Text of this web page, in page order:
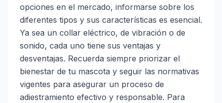
opciones en el mercado, informarse sobre los
diferentes tipos y sus características es esencial.
Ya sea un collar eléctrico, de vibración o de
sonido, cada uno tiene sus ventajas y
desventajas. Recuerda siempre priorizar el
bienestar de tu mascota y seguir las normativas
vigentes para asegurar un proceso de
adiestramiento efectivo y responsable. Para